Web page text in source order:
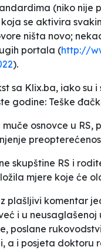
(niko nije
se aktivira
ništa novo;
portala (http://
).
sa Klix.ba, iako su
godine: Teške
osnovce u RS,
skupštine RS i
mjere koje će
plašljivi komentar
i u
poslane
a i posjeta doktoru